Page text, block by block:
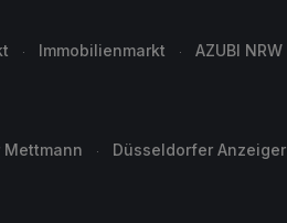
Immobilienmarkt AZUBI NRW
Düsseldorfer Anzeiger